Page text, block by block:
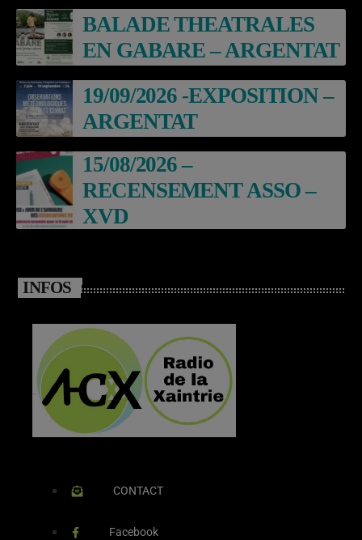
BALADE THEATRALES
EN GABARE – ARGENTAT
19/09/2026 -EXPOSITION –
ARGENTAT
15/08/2026 –
RECENSEMENT ASSO –
XVD
INFOS
CONTACT
Facebook